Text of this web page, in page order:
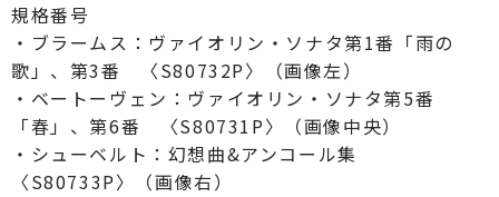
規格番号
・ブラームス：ヴァイオリン・ソナタ第1番「雨の
歌」、第3番 〈S80732P〉（画像左）
・ベートーヴェン：ヴァイオリン・ソナタ第5番
「春」、第6番 〈S80731P〉（画像中央）
・シューベルト：幻想曲&アンコール集
〈S80733P〉（画像右）